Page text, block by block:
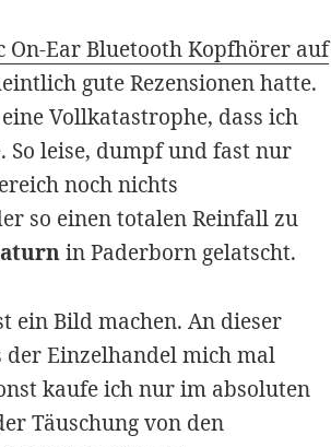
On-Ear Bluetooth Kopfhörer auf
gute Rezensionen hatte.
Vollkatastrophe, dass ich
So leise, dumpf und fast nur
noch nichts
so einen totalen Reinfall zu
in Paderborn gelatscht.
ein Bild machen. An dieser
der Einzelhandel mich mal
kaufe ich nur im absoluten
Täuschung von den